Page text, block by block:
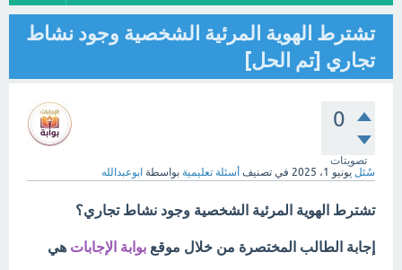
تشترط الهوية المرئية الشخصية وجود نشاط
تجاري [تم الحل]
0
تصويتات
سُئل يونيو 1، 2025 في تصنيف أسئلة تعليمية بواسطة ابوعبدالله
تشترط الهوية المرئية الشخصية وجود نشاط تجاري؟
إجابة الطالب المختصرة من خلال موقع بوابة الإجابات هي